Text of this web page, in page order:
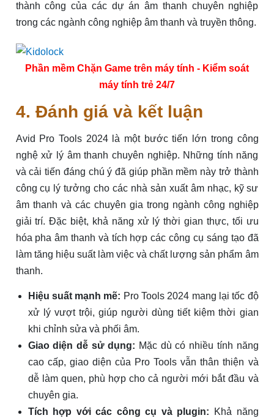
thành công của các dự án âm thanh chuyên nghiệp
trong các ngành công nghiệp âm thanh và truyền thông.
Phần mềm Chặn Game trên máy tính - Kiểm soát
máy tính trẻ 24/7
4. Đánh giá và kết luận
Avid Pro Tools 2024 là một bước tiến lớn trong công
nghệ xử lý âm thanh chuyên nghiệp. Những tính năng
và cải tiến đáng chú ý đã giúp phần mềm này trở thành
công cụ lý tưởng cho các nhà sản xuất âm nhạc, kỹ sư
âm thanh và các chuyên gia trong ngành công nghiệp
giải trí. Đặc biệt, khả năng xử lý thời gian thực, tối ưu
hóa pha âm thanh và tích hợp các công cụ sáng tạo đã
làm tăng hiệu suất làm việc và chất lượng sản phẩm âm
thanh.
Hiệu suất mạnh mẽ: Pro Tools 2024 mang lại tốc độ
xử lý vượt trội, giúp người dùng tiết kiệm thời gian
khi chỉnh sửa và phối âm.
Giao diện dễ sử dụng: Mặc dù có nhiều tính năng
cao cấp, giao diện của Pro Tools vẫn thân thiện và
dễ làm quen, phù hợp cho cả người mới bắt đầu và
chuyên gia.
Tích hợp với các công cụ và plugin: Khả năng